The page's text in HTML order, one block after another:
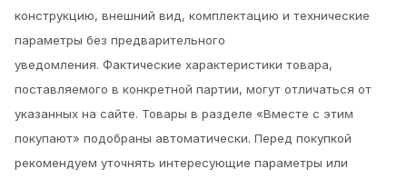
конструкцию, внешний вид, комплектацию и технические
параметры без предварительного
уведомления. Фактические характеристики товара,
поставляемого в конкретной партии, могут отличаться от
указанных на сайте. Товары в разделе «Вместе с этим
покупают» подобраны автоматически. Перед покупкой
рекомендуем уточнять интересующие параметры или